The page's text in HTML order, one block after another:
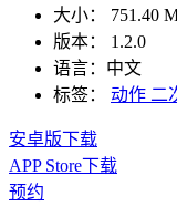
大小：
751.40
版本：
1.2.0
语言： 中文
标签：
动作 二
安卓版下载
APP Store下载
预约